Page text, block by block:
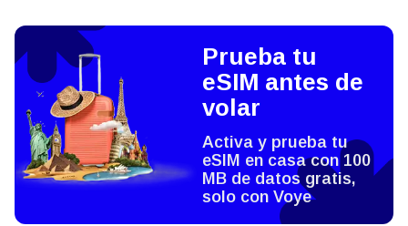
Prueba tu
eSIM antes de
volar
Activa y prueba tu
eSIM en casa con 100
MB de datos gratis,
solo con Voye